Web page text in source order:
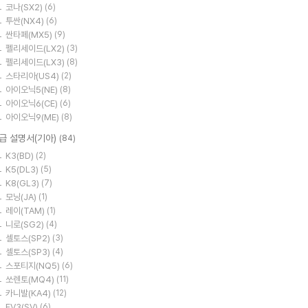
코나(SX2) (6)
투싼(NX4) (6)
싼타페(MX5) (9)
펠리세이드(LX2) (3)
펠리세이드(LX3) (8)
스타리아(US4) (2)
아이오닉5(NE) (8)
아이오닉6(CE) (6)
아이오닉9(ME) (8)
설명서(기아) (84)
K3(BD) (2)
K5(DL3) (5)
K8(GL3) (7)
모닝(JA) (1)
레이(TAM) (1)
니로(SG2) (4)
셀토스(SP2) (3)
셀토스(SP3) (4)
스포티지(NQ5) (6)
쏘렌토(MQ4) (11)
카니발(KA4) (12)